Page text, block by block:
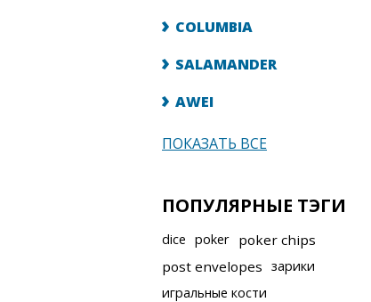
COLUMBIA
SALAMANDER
AWEI
ПОКАЗАТЬ ВСЕ
ПОПУЛЯРНЫЕ ТЭГИ
dice poker poker chips
post envelopes зарики
игральные кости